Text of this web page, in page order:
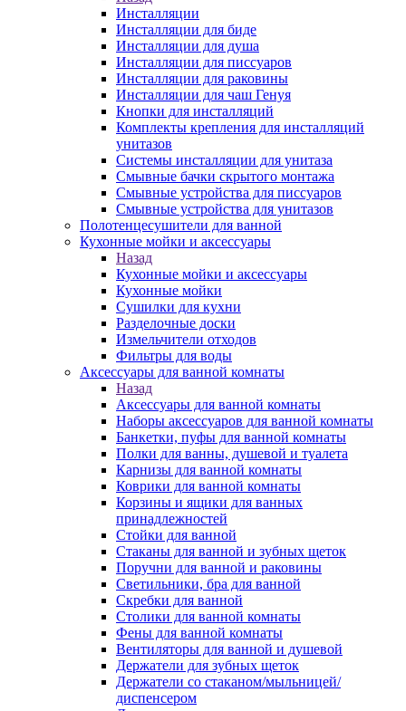
Инсталляции
Инсталляции для биде
Инсталляции для душа
Инсталляции для писсуаров
Инсталляции для раковины
Инсталляции для чаш Генуя
Кнопки для инсталляций
Комплекты крепления для инсталляций
унитазов
Системы инсталляции для унитаза
Смывные бачки скрытого монтажа
Смывные устройства для писсуаров
Смывные устройства для унитазов
Полотенцесушители для ванной
Кухонные мойки и аксессуары
Назад
Кухонные мойки и аксессуары
Кухонные мойки
Сушилки для кухни
Разделочные доски
Измельчители отходов
Фильтры для воды
Аксессуары для ванной комнаты
Назад
Аксессуары для ванной комнаты
Наборы аксессуаров для ванной комнаты
Банкетки, пуфы для ванной комнаты
Полки для ванны, душевой и туалета
Карнизы для ванной комнаты
Коврики для ванной комнаты
Корзины и ящики для ванных
принадлежностей
Стойки для ванной
Стаканы для ванной и зубных щеток
Поручни для ванной и раковины
Светильники, бра для ванной
Скребки для ванной
Столики для ванной комнаты
Фены для ванной комнаты
Вентиляторы для ванной и душевой
Держатели для зубных щеток
Держатели со стаканом/мыльницей/
диспенсером